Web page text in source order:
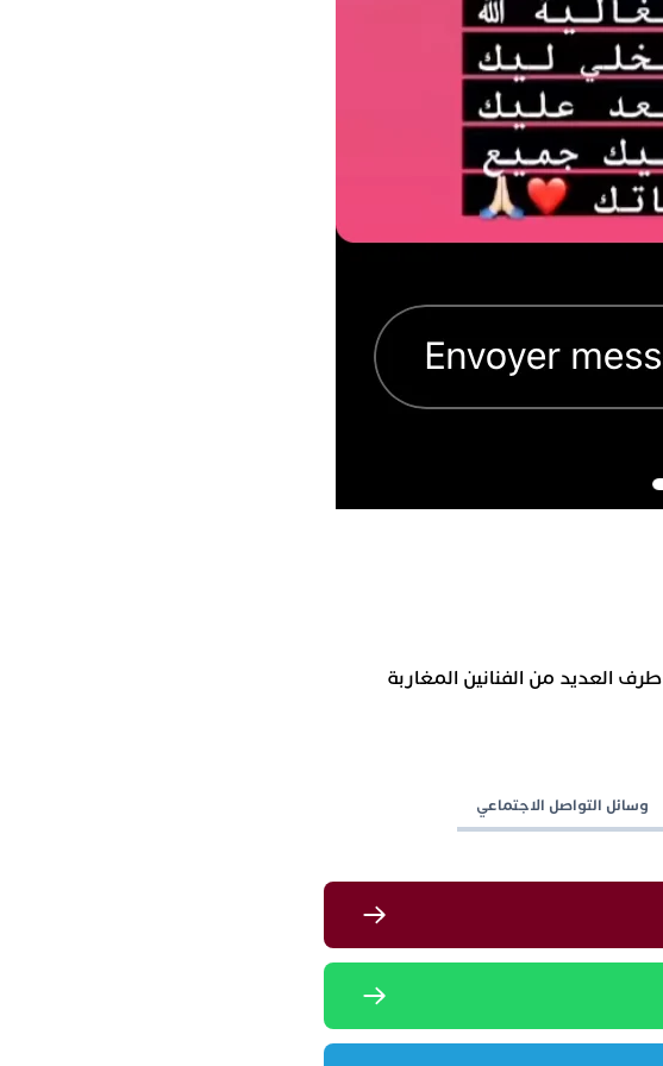
طرف العديد من الفنانين المغاربة
وسائل التواصل الاجتماعي